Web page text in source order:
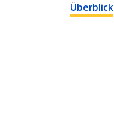
Überblick